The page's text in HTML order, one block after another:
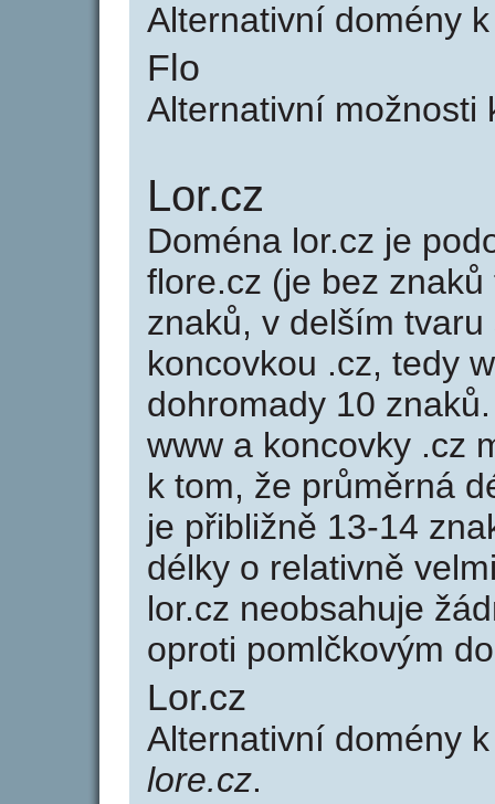
Alternativní domény
Flo
Alternativní možnosti
Lor.cz
Doména lor.cz je
flore.cz (je bez
znaků, v delším
koncovkou .cz, tedy
dohromady 10
www a koncovky .cz
k tom, že průměrná
je přibližně 13-14
délky o relativně
lor.cz neobsahuje
oproti pomlčkovým
Lor.cz
Alternativní domény
lore.cz.